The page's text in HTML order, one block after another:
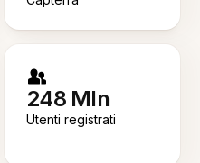
248 Mln
Utenti registrati